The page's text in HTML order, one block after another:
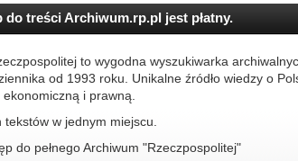
do treści Archiwum.rp.pl jest płatny.
to wygodna wyszukiwarka
od 1993 roku. Unikalne źródło wiedzy o
i prawną.
tekstów w jednym miejscu.
do pełnego Archiwum "Rzeczpospolitej"